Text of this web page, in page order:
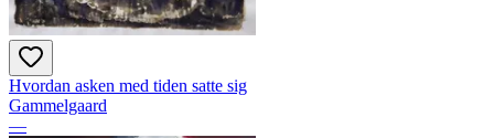
Hvordan asken med tiden satte sig
Gammelgaard
—